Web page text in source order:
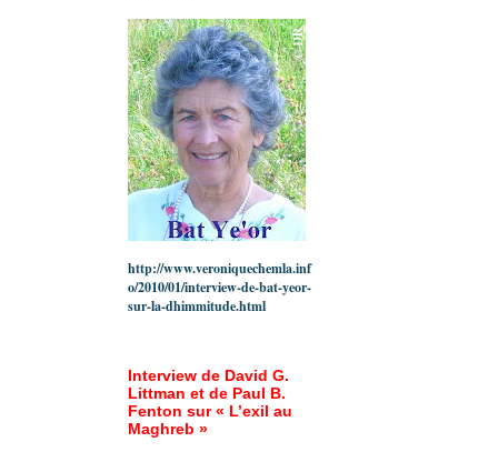
http://www.veroniquechemla.inf
o/2010/01/interview-de-bat-yeor-
sur-la-dhimmitude.html
Interview de David G.
Littman et de Paul B.
Fenton sur « L’exil au
Maghreb »